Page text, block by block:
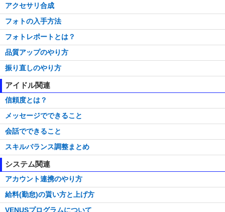
アクセサリ合成
フォトの入手方法
フォトレポートとは？
品質アップのやり方
振り直しのやり方
アイドル関連
信頼度とは？
メッセージでできること
会話でできること
スキルバランス調整まとめ
システム関連
アカウント連携のやり方
給料(勤怠)の貰い方と上げ方
VENUSプログラムについて